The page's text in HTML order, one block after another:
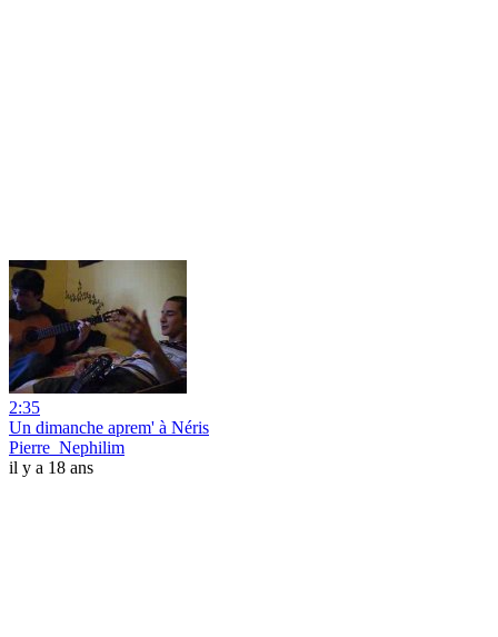
2:35
Un dimanche aprem' à Néris
Pierre_Nephilim
il y a 18 ans